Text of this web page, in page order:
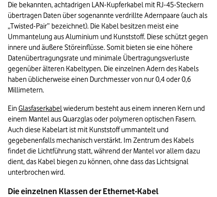
Die bekannten, achtadrigen LAN-Kupferkabel mit RJ-45-Steckern
übertragen Daten über sogenannte verdrillte Adernpaare (auch als
„Twisted-Pair” bezeichnet). Die Kabel besitzen meist eine
Ummantelung aus Aluminium und Kunststoff. Diese schützt gegen
innere und äußere Störeinflüsse. Somit bieten sie eine höhere
Datenübertragungsrate und minimale Übertragungsverluste
gegenüber älteren Kabeltypen. Die einzelnen Adern des Kabels
haben üblicherweise einen Durchmesser von nur 0,4 oder 0,6
Millimetern.
Ein Glasfaserkabel wiederum besteht aus einem inneren Kern und
einem Mantel aus Quarzglas oder polymeren optischen Fasern.
Auch diese Kabelart ist mit Kunststoff ummantelt und
gegebenenfalls mechanisch verstärkt. Im Zentrum des Kabels
findet die Lichtführung statt, während der Mantel vor allem dazu
dient, das Kabel biegen zu können, ohne dass das Lichtsignal
unterbrochen wird.
Die einzelnen Klassen der Ethernet-Kabel